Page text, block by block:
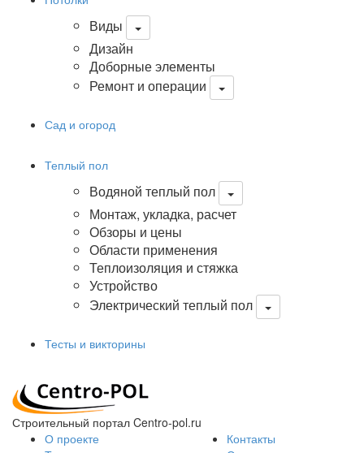
Виды
Дизайн
Доборные элементы
Ремонт и операции
Сад и огород
Теплый пол
Водяной теплый пол
Монтаж, укладка, расчет
Обзоры и цены
Области применения
Теплоизоляция и стяжка
Устройство
Электрический теплый пол
Тесты и викторины
Строительный портал Centro-pol.ru
О проекте
Контакты